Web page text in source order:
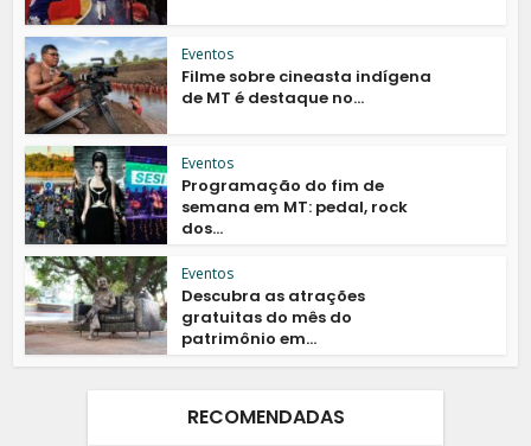
Eventos
Filme sobre cineasta indígena
de MT é destaque no...
Eventos
Programação do fim de
semana em MT: pedal, rock
dos...
Eventos
Descubra as atrações
gratuitas do mês do
patrimônio em...
RECOMENDADAS